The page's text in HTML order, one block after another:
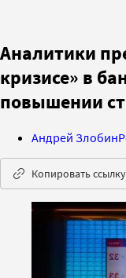
Аналитики
кризисе» в
повышении
Андрей Злобин
Копировать ссылку